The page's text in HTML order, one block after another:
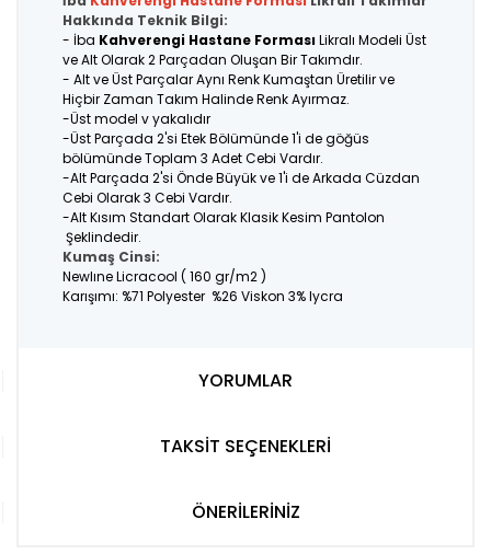
Hakkında Teknik Bilgi:
- İba Kahverengi Hastane FormasıLikralı Modeli Üst
ve Alt Olarak 2 Parçadan Oluşan Bir Takımdır.
- Alt ve Üst Parçalar Aynı Renk Kumaştan Üretilir ve
Hiçbir Zaman Takım Halinde Renk Ayırmaz.
-Üst model v yakalıdır
-Üst Parçada 2'si Etek Bölümünde 1'i de göğüs
bölümünde Toplam 3 Adet Cebi Vardır.
-Alt Parçada 2'si Önde Büyük ve 1'i de Arkada Cüzdan
Cebi Olarak 3 Cebi Vardır.
-Alt Kısım Standart Olarak Klasik Kesim Pantolon
Şeklindedir.
Kumaş Cinsi:
Newlıne Licracool ( 160 gr/m2 )
Karışımı: %71 Polyester %26 Viskon 3% lycra
YORUMLAR
TAKSİT SEÇENEKLERİ
ÖNERİLERİNİZ